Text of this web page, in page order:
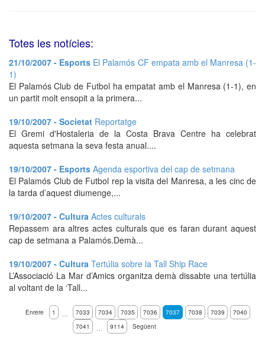
Totes les notícies:
21/10/2007 - Esports El Palamós CF empata amb el Manresa (1-
1)
El Palamós Club de Futbol ha empatat amb el Manresa (1-1), en
un partit molt ensopit a la primera...
19/10/2007 - Societat Reportatge
El Gremi d'Hostaleria de la Costa Brava Centre ha celebrat
aquesta setmana la seva festa anual....
19/10/2007 - Esports Agenda esportiva del cap de setmana
El Palamós Club de Futbol rep la visita del Manresa, a les cinc de
la tarda d’aquest diumenge,...
19/10/2007 - Cultura Actes culturals
Repassem ara altres actes culturals que es faran durant aquest
cap de setmana a Palamós.Demà...
19/10/2007 - Cultura Tertúlia sobre la Tall Ship Race
L’Associació La Mar d’Amics organitza demà dissabte una tertúlia
al voltant de la ‘Tall...
Enrere 1 … 7033 7034 7035 7036 7037 7038 7039
7040
7041
… 9114 Següent